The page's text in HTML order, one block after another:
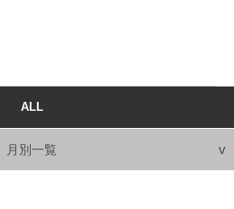
ALL
月別一覧